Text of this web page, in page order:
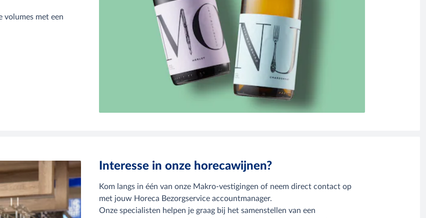
volumes met een
Interesse in onze horecawijnen?
Kom langs in één van onze Makro‑vestigingen of neem direct contact op
met jouw Horeca Bezorgservice accountmanager.
Onze specialisten helpen je graag bij het samenstellen van een